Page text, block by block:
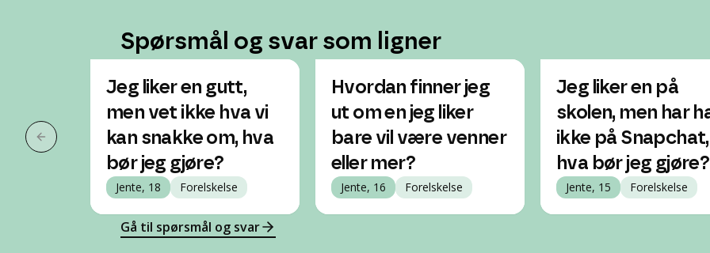
Spørsmål og svar som ligner
Forrige slide
Jeg liker en gutt,
men vet ikke hva vi
kan snakke om, hva
bør jeg gjøre?
Jente, 18 Forelskelse
Hvordan finner jeg
ut om en jeg liker
bare vil være venner
eller mer?
Jente, 16 Forelskelse
Jeg liker en på
skolen, men har
ikke på Snapchat,
hva bør jeg gjøre?
Jente, 15 Forelskelse
Gå til spørsmål og svar